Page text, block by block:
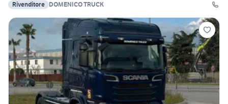
Rivenditore DOMENICO TRUCK